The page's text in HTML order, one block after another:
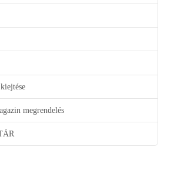
megrendelés